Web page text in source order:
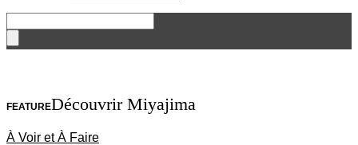
FEATUREDécouvrir Miyajima
À Voir et À Faire